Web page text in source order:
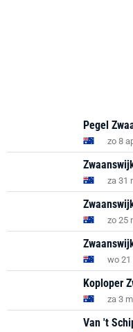
Pegel
zo 8
za 31
zo 25
wo 21
Koploper
za 3
Van 't